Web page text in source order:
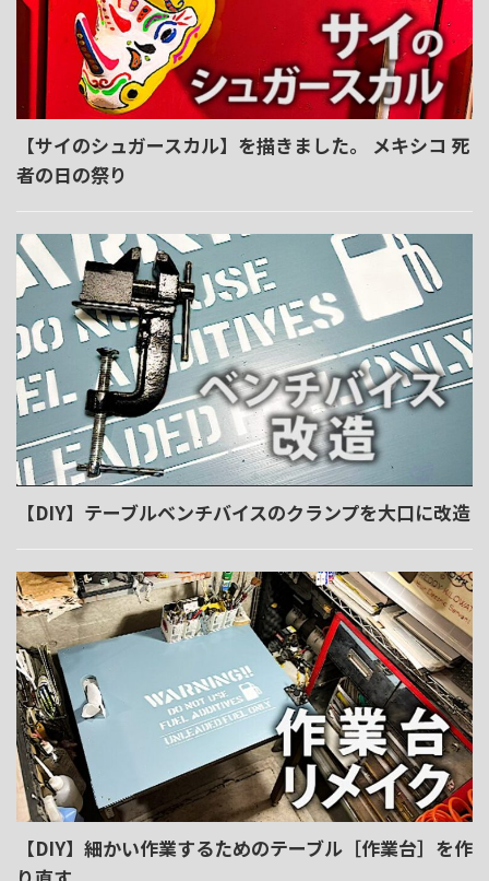
【サイのシュガースカル】を描きました。 メキシコ 死
者の日の祭り
【DIY】テーブルベンチバイスのクランプを大口に改造
【DIY】細かい作業するためのテーブル［作業台］を作